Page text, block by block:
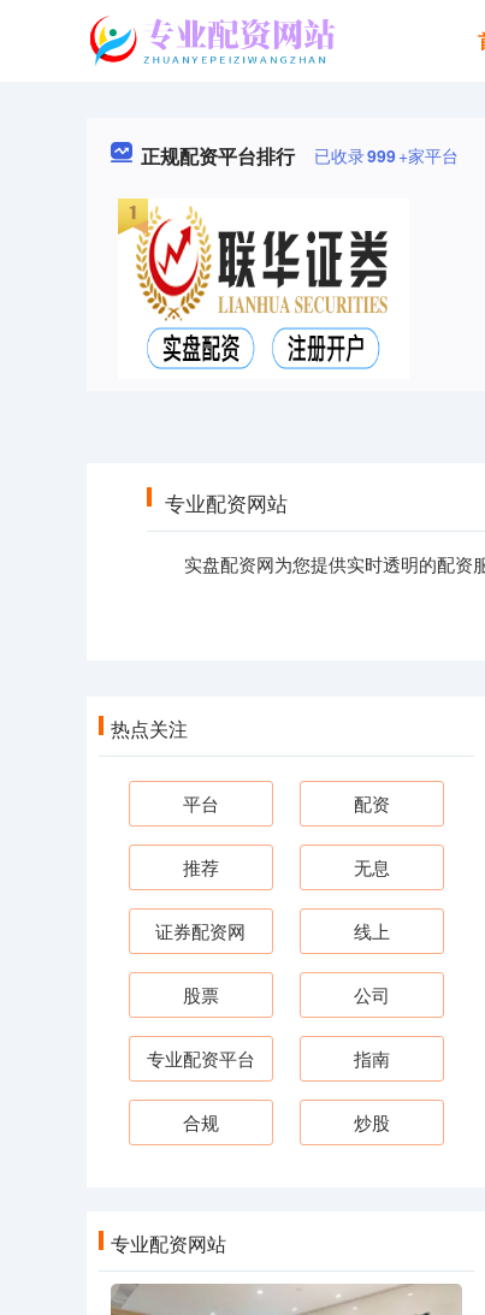
正规配资平台排行 已收录999+家平台
专业配资网站
实盘配资网为您提供实时透明的配资
热点关注
平台 配资
推荐 无息
证券配资网 线上
股票 公司
专业配资平台 指南
合规 炒股
专业配资网站